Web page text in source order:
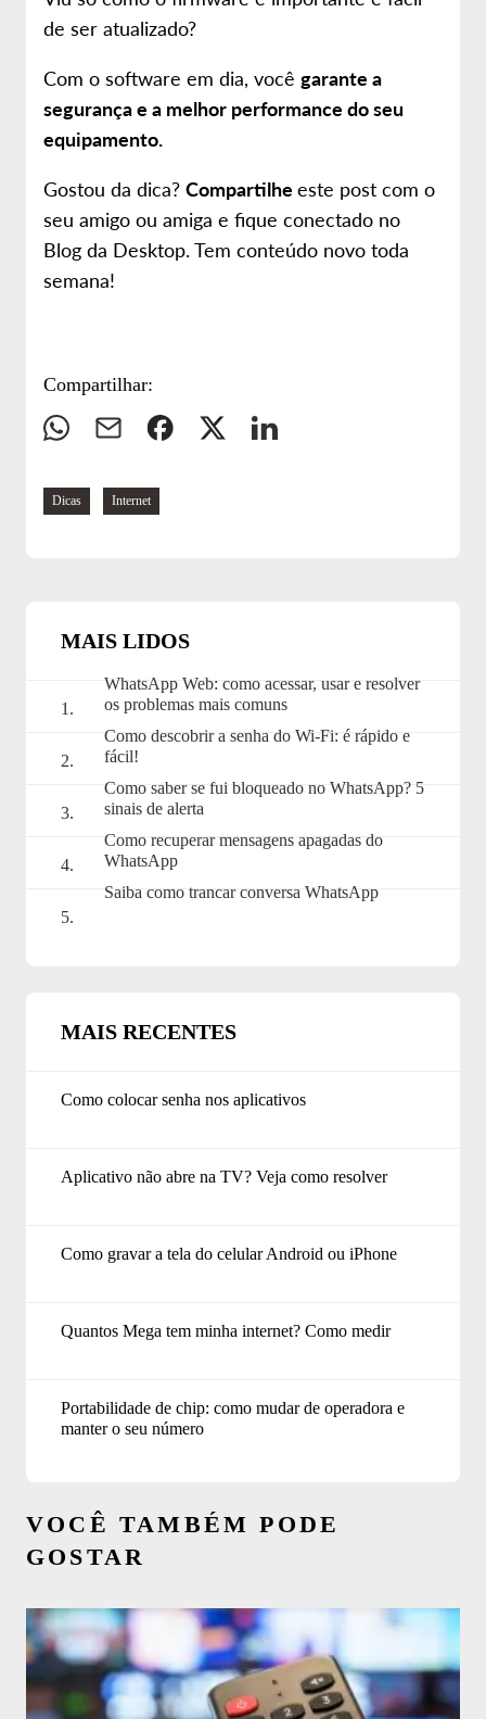
de ser atualizado?
Com o software em dia, você garante a
segurança e a melhor performance do seu
equipamento.
Gostou da dica? Compartilhe este post com o
seu amigo ou amiga e fique conectado no
Blog da Desktop. Tem conteúdo novo toda
semana!
Compartilhar:
mail
Navegue
pelas
Dicas Internet
MAIS LIDOS
WhatsApp Web: como acessar, usar e resolver
os problemas mais comuns
Como descobrir a senha do Wi-Fi: é rápido e
fácil!
Como saber se fui bloqueado no WhatsApp? 5
sinais de alerta
Como recuperar mensagens apagadas do
WhatsApp
Saiba como trancar conversa WhatsApp
MAIS RECENTES
Como colocar senha nos aplicativos
Aplicativo não abre na TV? Veja como resolver
Como gravar a tela do celular Android ou iPhone
Quantos Mega tem minha internet? Como medir
Portabilidade de chip: como mudar de operadora e
manter o seu número
VOCÊ TAMBÉM PODE
GOSTAR